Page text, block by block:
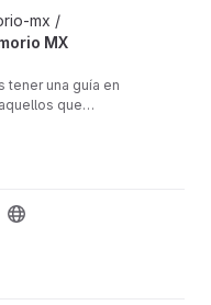
project
mx /
MX
tener una guía en
que
estudiar una